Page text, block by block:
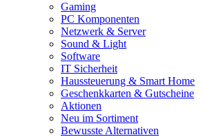
Gaming
PC Komponenten
Netzwerk & Server
Sound & Light
Software
IT Sicherheit
Haussteuerung & Smart Home
Geschenkkarten & Gutscheine
Aktionen
Neu im Sortiment
Bewusste Alternativen